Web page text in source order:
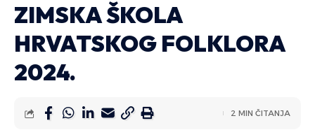
ZIMSKA ŠKOLA
HRVATSKOG FOLKLORA
2024.
2 MIN ČITANJA